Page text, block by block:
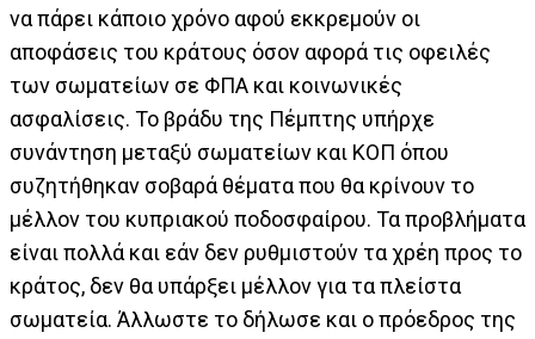
να πάρει κάποιο χρόνο αφού εκκρεμούν οι
αποφάσεις του κράτους όσον αφορά τις οφειλές
των σωματείων σε ΦΠΑ και κοινωνικές
ασφαλίσεις. Το βράδυ της Πέμπτης υπήρχε
συνάντηση μεταξύ σωματείων και ΚΟΠ όπου
συζητήθηκαν σοβαρά θέματα που θα κρίνουν το
μέλλον του κυπριακού ποδοσφαίρου. Τα προβλήματα
είναι πολλά και εάν δεν ρυθμιστούν τα χρέη προς το
κράτος, δεν θα υπάρξει μέλλον για τα πλείστα
σωματεία. Άλλωστε το δήλωσε και ο πρόεδρος της